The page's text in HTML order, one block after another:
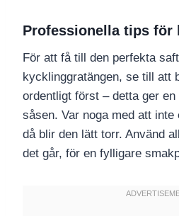
Professionella tips för
För att få till den perfekta
kycklinggratängen, se till att
ordentligt först – detta ger
såsen. Var noga med att
då blir den lätt torr. Använd
det går, för en fylligare